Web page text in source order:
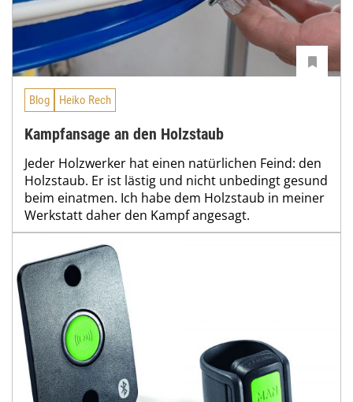
Blog Heiko Rech
Kampfansage an den Holzstaub
Jeder Holzwerker hat einen natürlichen Feind: den
Holzstaub. Er ist lästig und nicht unbedingt gesund
beim einatmen. Ich habe dem Holzstaub in meiner
Werkstatt daher den Kampf angesagt.